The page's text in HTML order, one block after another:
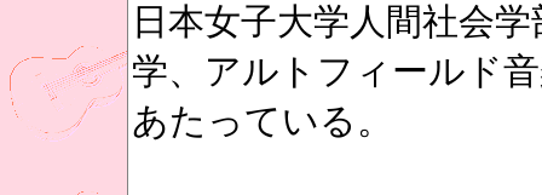
日本女子大学人間社会
学、アルトフィールド
あたっている。